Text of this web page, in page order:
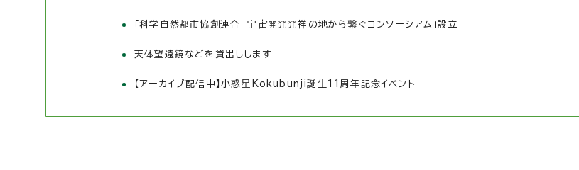
「科学自然都市協創連合 宇宙開発発祥の地から繋ぐコンソーシアム」設立
天体望遠鏡などを貸出しします
【アーカイブ配信中】小惑星Kokubunji誕生11周年記念イベント